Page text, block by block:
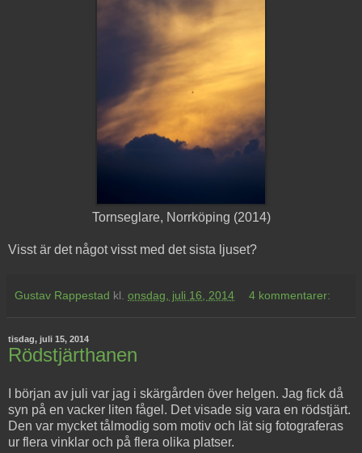
Tornseglare, Norrköping (2014)
Visst är det något visst med det sista ljuset?
Gustav Rappestad kl. onsdag, juli 16, 2014 4 kommentarer:
tisdag, juli 15, 2014
Rödstjärthanen
I början av juli var jag i skärgården över helgen. Jag fick då
syn på en vacker liten fågel. Det visade sig vara en rödstjärt.
Den var mycket tålmodig som motiv och lät sig fotograferas
ur flera vinklar och på flera olika platser.